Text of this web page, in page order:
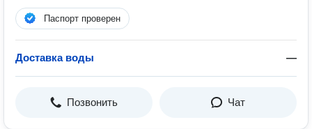
Паспорт проверен
Доставка воды —
Позвонить Чат